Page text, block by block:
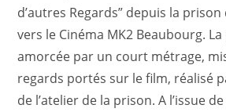
d’autres Regards” depuis la prison
vers le Cinéma MK2 Beaubourg.
amorcée par un court métrage,
regards portés sur le film, réalisé
de l’atelier de la prison. A l’issue